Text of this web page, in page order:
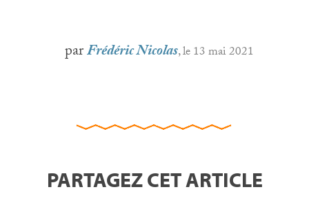
parFrédéric Nicolas, le 13 mai 2021
PARTAGEZ CET ARTICLE